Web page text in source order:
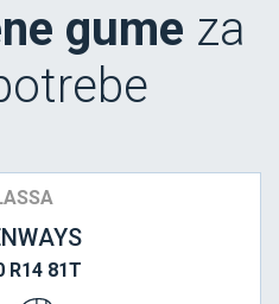
gume za
R14 81T